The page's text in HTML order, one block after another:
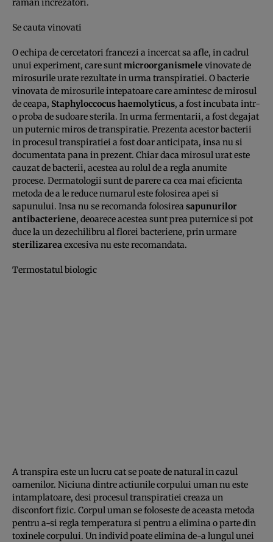
raman increzatori.
Se cauta vinovati
O echipa de cercetatori francezi a incercat sa afle, in cadrul
unui experiment, care suntmicroorganismele vinovate de
mirosurile urate rezultate in urma transpiratiei. O bacterie
vinovata de mirosurile intepatoare care amintesc de mirosul
de ceapa, Staphyloccocus haemolyticus, a fost incubata intr-
o proba de sudoare sterila. In urma fermentarii, a fost degajat
un puternic miros de transpiratie. Prezenta acestor bacterii
in procesul transpiratiei a fost doar anticipata, insa nu si
documentata pana in prezent. Chiar daca mirosul urat este
cauzat de bacterii, acestea au rolul de a regla anumite
procese. Dermatologii sunt de parere ca cea mai eficienta
metoda de a le reduce numarul este folosirea apei si
sapunului. Insa nu se recomanda folosirea sapunurilor
antibacteriene, deoarece acestea sunt prea puternice si pot
duce la un dezechilibru al florei bacteriene, prin urmare
sterilizareaexcesiva nu este recomandata.
Termostatul biologic
A transpira este un lucru cat se poate de natural in cazul
oamenilor. Niciuna dintre actiunile corpului uman nu este
intamplatoare, desi procesul transpiratiei creaza un
disconfort fizic. Corpul uman se foloseste de aceasta metoda
pentru a-si regla temperatura si pentru a elimina o parte din
toxinele corpului. Un individ poate elimina de-a lungul unei